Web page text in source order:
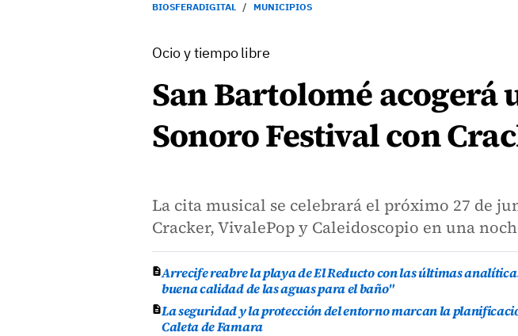
BIOSFERADIGITAL MUNICIPIOS
Ocio y tiempo libre
San Bartolomé acogerá
Sonoro Festival con
La cita musical se celebrará el próximo 27 de
Cracker, VivalePop y Caleidoscopio en una
Arrecife reabre la playa de El Reducto con las últimas
buena calidad de las aguas para el baño"
La seguridad y la protección del entorno marcan la
Caleta de Famara